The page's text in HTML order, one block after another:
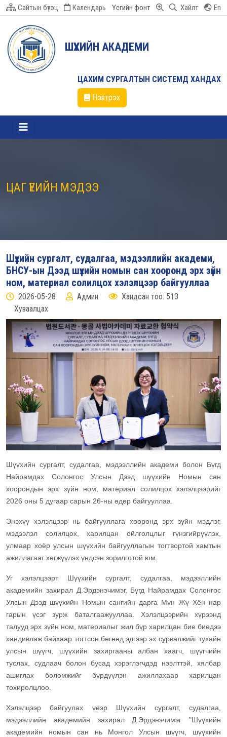
Сайтын бүтэц Календарь Үсгийн фонт Хайлт En
ШҮҮХИЙН АКАДЕМИ
ЦАХИМ СУРГАЛТЫН СИСТЕМД ХАНДАХ
Нэвтрэх
ЦАГ ҮЕИЙН МЭДЭЭ
Шүүхийн сургалт, судалгаа, мэдээллийн академи,
БНСУ-ын Дээд шүүхийн номын сан хооронд эрх зүйн
ном, материал солилцох хэлэлцээр байгууллаа
2026-05-28 Админ
Хандсан тоо: 513
Хуваалцах
Шүүхийн сургалт, судалгаа, мэдээллийн академи болон Бүгд
Найрамдах Солонгос Улсын Дээд шүүхийн Номын сан
хоорондын эрх зүйн ном, материал солилцох хэлэлцээрийг
2026 оны 5 дугаар сарын 26-ны өдөр байгууллаа.
Энэхүү хэлэлцээр нь байгууллага хооронд эрх зүйн мэдлэг,
мэдээлэл солилцох, харилцан ойлголцлыг гүнзгийрүүлэх,
улмаар хоёр улсын шүүхийн байгууллагын тогтвортой хамтын
ажиллагааг хөгжүүлэх үндсэн зорилготой юм.
Уг хэлэлцээрт Шүүхийн сургалт, судалгаа, мэдээллийн
академийн захирал Д.Эрдэнэчимэг, Бүгд Найрамдах Солонгос
Улсын Дээд шүүхийн Номын сангийн дарга Мүн Жү Хён нар
гарын үсэг зурж баталгаажууллаа. Хэлэлцээрийн хүрээнд
талууд эрх зүйн ном, материалыг жил бүр харилцан бие биедээ
хандивлаж байхаар тогтсон бөгөөд эдгээр эх сурвалжийг тухайн
улсын шүүгч, шүүхийн захиргааны албан хаагч, шүүгчийн
туслах, судлаач болон бусад хэрэглэгчдэд нээлттэй, хялбар
ашиглах боломжийг бүрдүүлэн ажиллахаар харилцан
тохиролцлоо.
Хэлэлцээр байгуулах үеэр Шүүхийн сургалт, судалгаа,
мэдээллийн академийн захирал Д.Эрдэнэчимэг "Шүүхийн
академийн номын сан нь Монгол Улсын шүүгч, шүүхийн